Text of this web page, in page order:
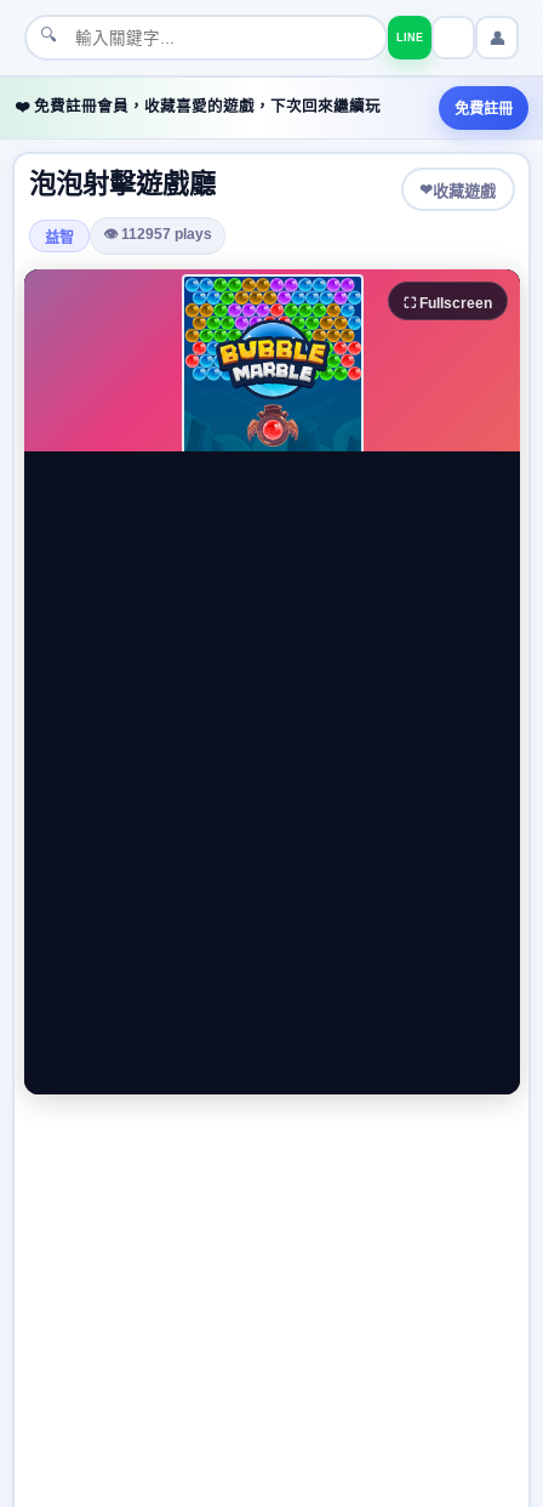
🔍 LINE 👤
❤️ 免費註冊會員，收藏喜愛的遊戲，下次回來繼續玩 免費註冊
泡泡射擊遊戲廳 ❤收藏遊戲
益智 👁 112957 plays
⛶ Fullscreen